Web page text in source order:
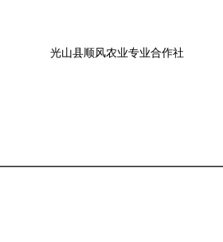
光山县顺风农业专业合作社